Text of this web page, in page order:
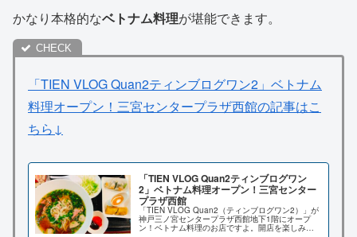
かなり本格的なベトナム料理が堪能できます。
「TIEN VLOG Quan2ティンブログワン2」ベトナム
料理オープン！三宮センタープラザ西館の記事はこ
ちら↓
「TIEN VLOG Quan2ティンブログワン
2」ベトナム料理オープン！三宮センター
プラザ西館
「TIEN VLOG Quan2（ティンブログワン2）」が
神戸三ノ宮センタープラザ西館地下1階にオープ
ン！ベトナム料理のお店ですよ。開店を楽しみに